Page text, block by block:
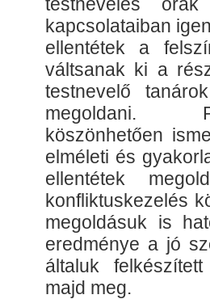
kapcsolataiban
ellentétek a
váltsanak ki a
testnevelő
megoldani.
köszönhetően
elméleti és
ellentétek
konfliktuskezelés
megoldásuk is
eredménye a jó
általuk
majd meg.